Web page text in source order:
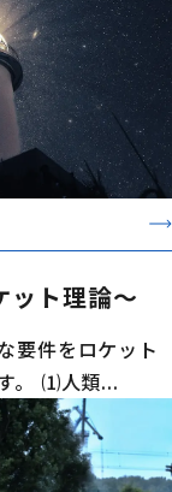
ット理論～
要件をロケット
。 ⑴人類...